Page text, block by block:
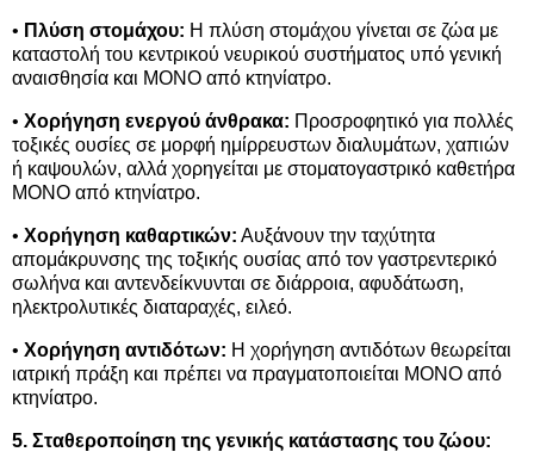
• Πλύση στομάχου: Η πλύση στομάχου γίνεται σε ζώα με
καταστολή του κεντρικού νευρικού συστήματος υπό γενική
αναισθησία και ΜΟΝΟ από κτηνίατρο.
• Χορήγηση ενεργού άνθρακα: Προσροφητικό για πολλές
τοξικές ουσίες σε μορφή ημίρρευστων διαλυμάτων, χαπιών
ή καψουλών, αλλά χορηγείται με στοματογαστρικό καθετήρα
ΜΟΝΟ από κτηνίατρο.
• Χορήγηση καθαρτικών: Αυξάνουν την ταχύτητα
απομάκρυνσης της τοξικής ουσίας από τον γαστρεντερικό
σωλήνα και αντενδείκνυνται σε διάρροια, αφυδάτωση,
ηλεκτρολυτικές διαταραχές, ειλεό.
• Χορήγηση αντιδότων: Η χορήγηση αντιδότων θεωρείται
ιατρική πράξη και πρέπει να πραγματοποιείται ΜΟΝΟ από
κτηνίατρο.
5. Σταθεροποίηση της γενικής κατάστασης του ζώου: